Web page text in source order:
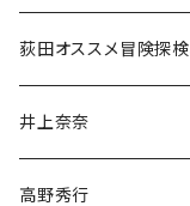
和書
文学・小説・物語
随筆・ノンフィクション・そ
荻田オススメ冒険探
井上奈奈
高野秀行